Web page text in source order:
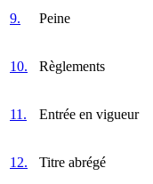
9. Peine
10. Règlements
11. Entrée en vigueur
12. Titre abrégé